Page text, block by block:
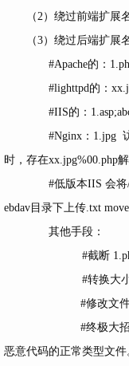
（2）绕过前端扩展名
（3）绕过后端扩展名
#Apache的：
#lighttpd的：
#IIS的：
#Nginx：1.jpg 访问
时，存在xx.jpg%00.php解
#低版本IIS 会将/asp/
ebdav目录下上传.txt
其他手段：
#截断
#转换大小写：
#修改文件类型对
#终极大招：使用
恶意代码的正常类型文件